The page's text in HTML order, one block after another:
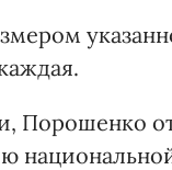
Порошенко